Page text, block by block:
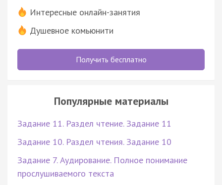
Интересные онлайн-занятия
Душевное комьюнити
Получить бесплатно
Популярные материалы
Задание 11. Раздел чтение. Задание 11
Задание 10. Раздел чтения. Задание 10
Задание 7. Аудирование. Полное понимание
прослушиваемого текста